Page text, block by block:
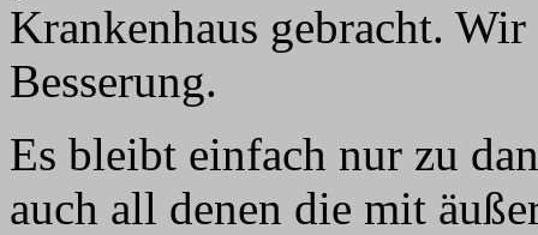
Krankenhaus gebracht.
Besserung.
Es bleibt einfach nur zu
auch all denen die mit